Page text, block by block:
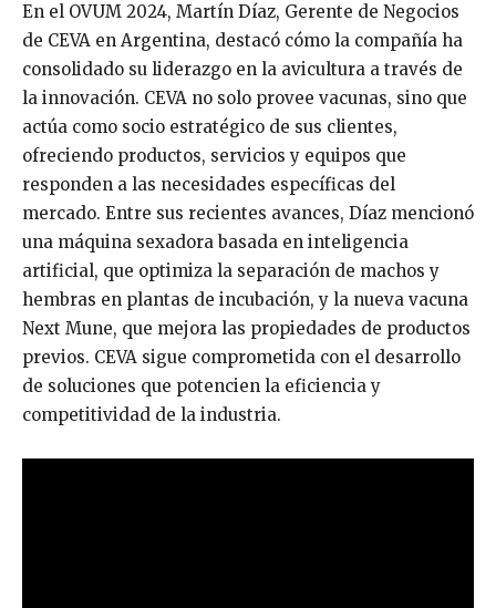
En el OVUM 2024, Martín Díaz, Gerente de Negocios
de CEVA en Argentina, destacó cómo la compañía ha
consolidado su liderazgo en la avicultura a través de
la innovación. CEVA no solo provee vacunas, sino que
actúa como socio estratégico de sus clientes,
ofreciendo productos, servicios y equipos que
responden a las necesidades específicas del
mercado. Entre sus recientes avances, Díaz mencionó
una máquina sexadora basada en inteligencia
artificial, que optimiza la separación de machos y
hembras en plantas de incubación, y la nueva vacuna
Next Mune, que mejora las propiedades de productos
previos. CEVA sigue comprometida con el desarrollo
de soluciones que potencien la eficiencia y
competitividad de la industria.